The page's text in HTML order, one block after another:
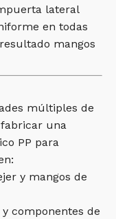
lateral
en todas
mangos
múltiples de
una
PP para
y mangos de
componentes de